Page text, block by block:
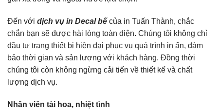
Đến với dịch vụ in Decal bế của in Tuấn Thành, chắc
chắn bạn sẽ được hài lòng toàn diện. Chúng tôi không chỉ
đầu tư trang thiết bị hiện đại phục vụ quá trình in ấn, đảm
bảo thời gian và sản lượng với khách hàng. Đồng thời
chúng tôi còn không ngừng cải tiến về thiết kế và chất
lượng dịch vụ.
Nhân viên tài hoa, nhiệt tình